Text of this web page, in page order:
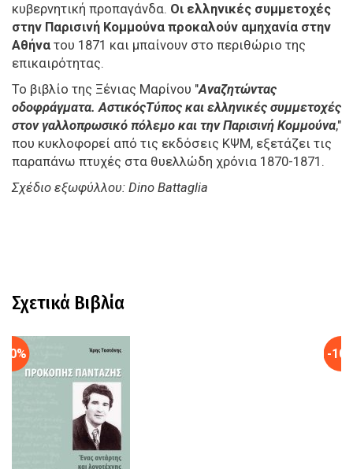
κυβερνητική προπαγάνδα. Οι ελληνικές συμμετοχές
στην Παρισινή Κομμούνα προκαλούν αμηχανία στην
Αθήνα του 1871 και μπαίνουν στο περιθώριο της
επικαιρότητας.
Το βιβλίο της Ξένιας Μαρίνου "Αναζητώντας
οδοφράγματα. ΑστικόςΤύπος και ελληνικές συμμετοχές
στον γαλλοπρωσικό πόλεμο και την Παρισινή Κομμούνα,"
που κυκλοφορεί από τις εκδόσεις ΚΨΜ, εξετάζει τις
παραπάνω πτυχές στα θυελλώδη χρόνια 1870-1871.
Σχέδιο εξωφύλλου: Dino Battaglia
Σχετικά Βιβλία
-